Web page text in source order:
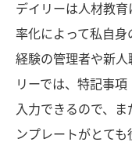
デイリーは人材教
率化によって私自
経験の管理者や新
リーでは、特記事
入力できるので、
ンプレートがとて